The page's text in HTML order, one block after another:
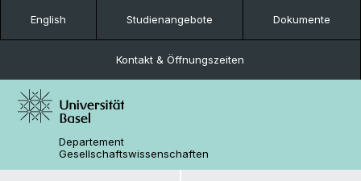
English Studienangebote Dokumente
Kontakt & Öffnungszeiten
Departement
Gesellschaftswissenschaften